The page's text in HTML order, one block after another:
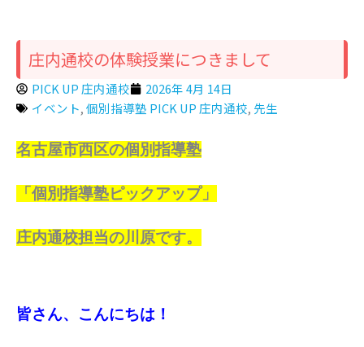
庄内通校の体験授業につきまして
PICK UP 庄内通校
2026年 4月 14日
イベント,個別指導塾 PICK UP 庄内通校, 先生
名古屋市西区の個別指導塾
「個別指導塾ピックアップ」
庄内通校担当の川原です。
皆さん、こんにちは！